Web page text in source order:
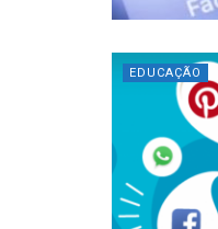
EDUCAÇÃO